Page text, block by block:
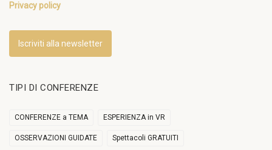
Privacy policy
Iscriviti alla newsletter
TIPI DI CONFERENZE
CONFERENZE a TEMA ESPERIENZA in VR
OSSERVAZIONI GUIDATE Spettacoli GRATUITI